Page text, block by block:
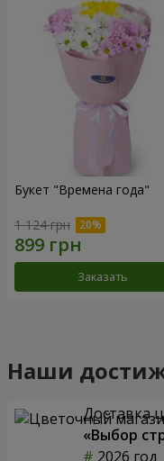
Букет "Времена года"
1 124 грн
Заказать
Наши
Доставка
«Выбор
2026 год